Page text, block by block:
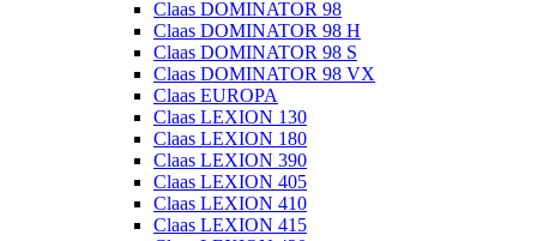
Claas DOMINATOR 98
Claas DOMINATOR 98 H
Claas DOMINATOR 98 S
Claas DOMINATOR 98 VX
Claas EUROPA
Claas LEXION 130
Claas LEXION 180
Claas LEXION 390
Claas LEXION 405
Claas LEXION 410
Claas LEXION 415